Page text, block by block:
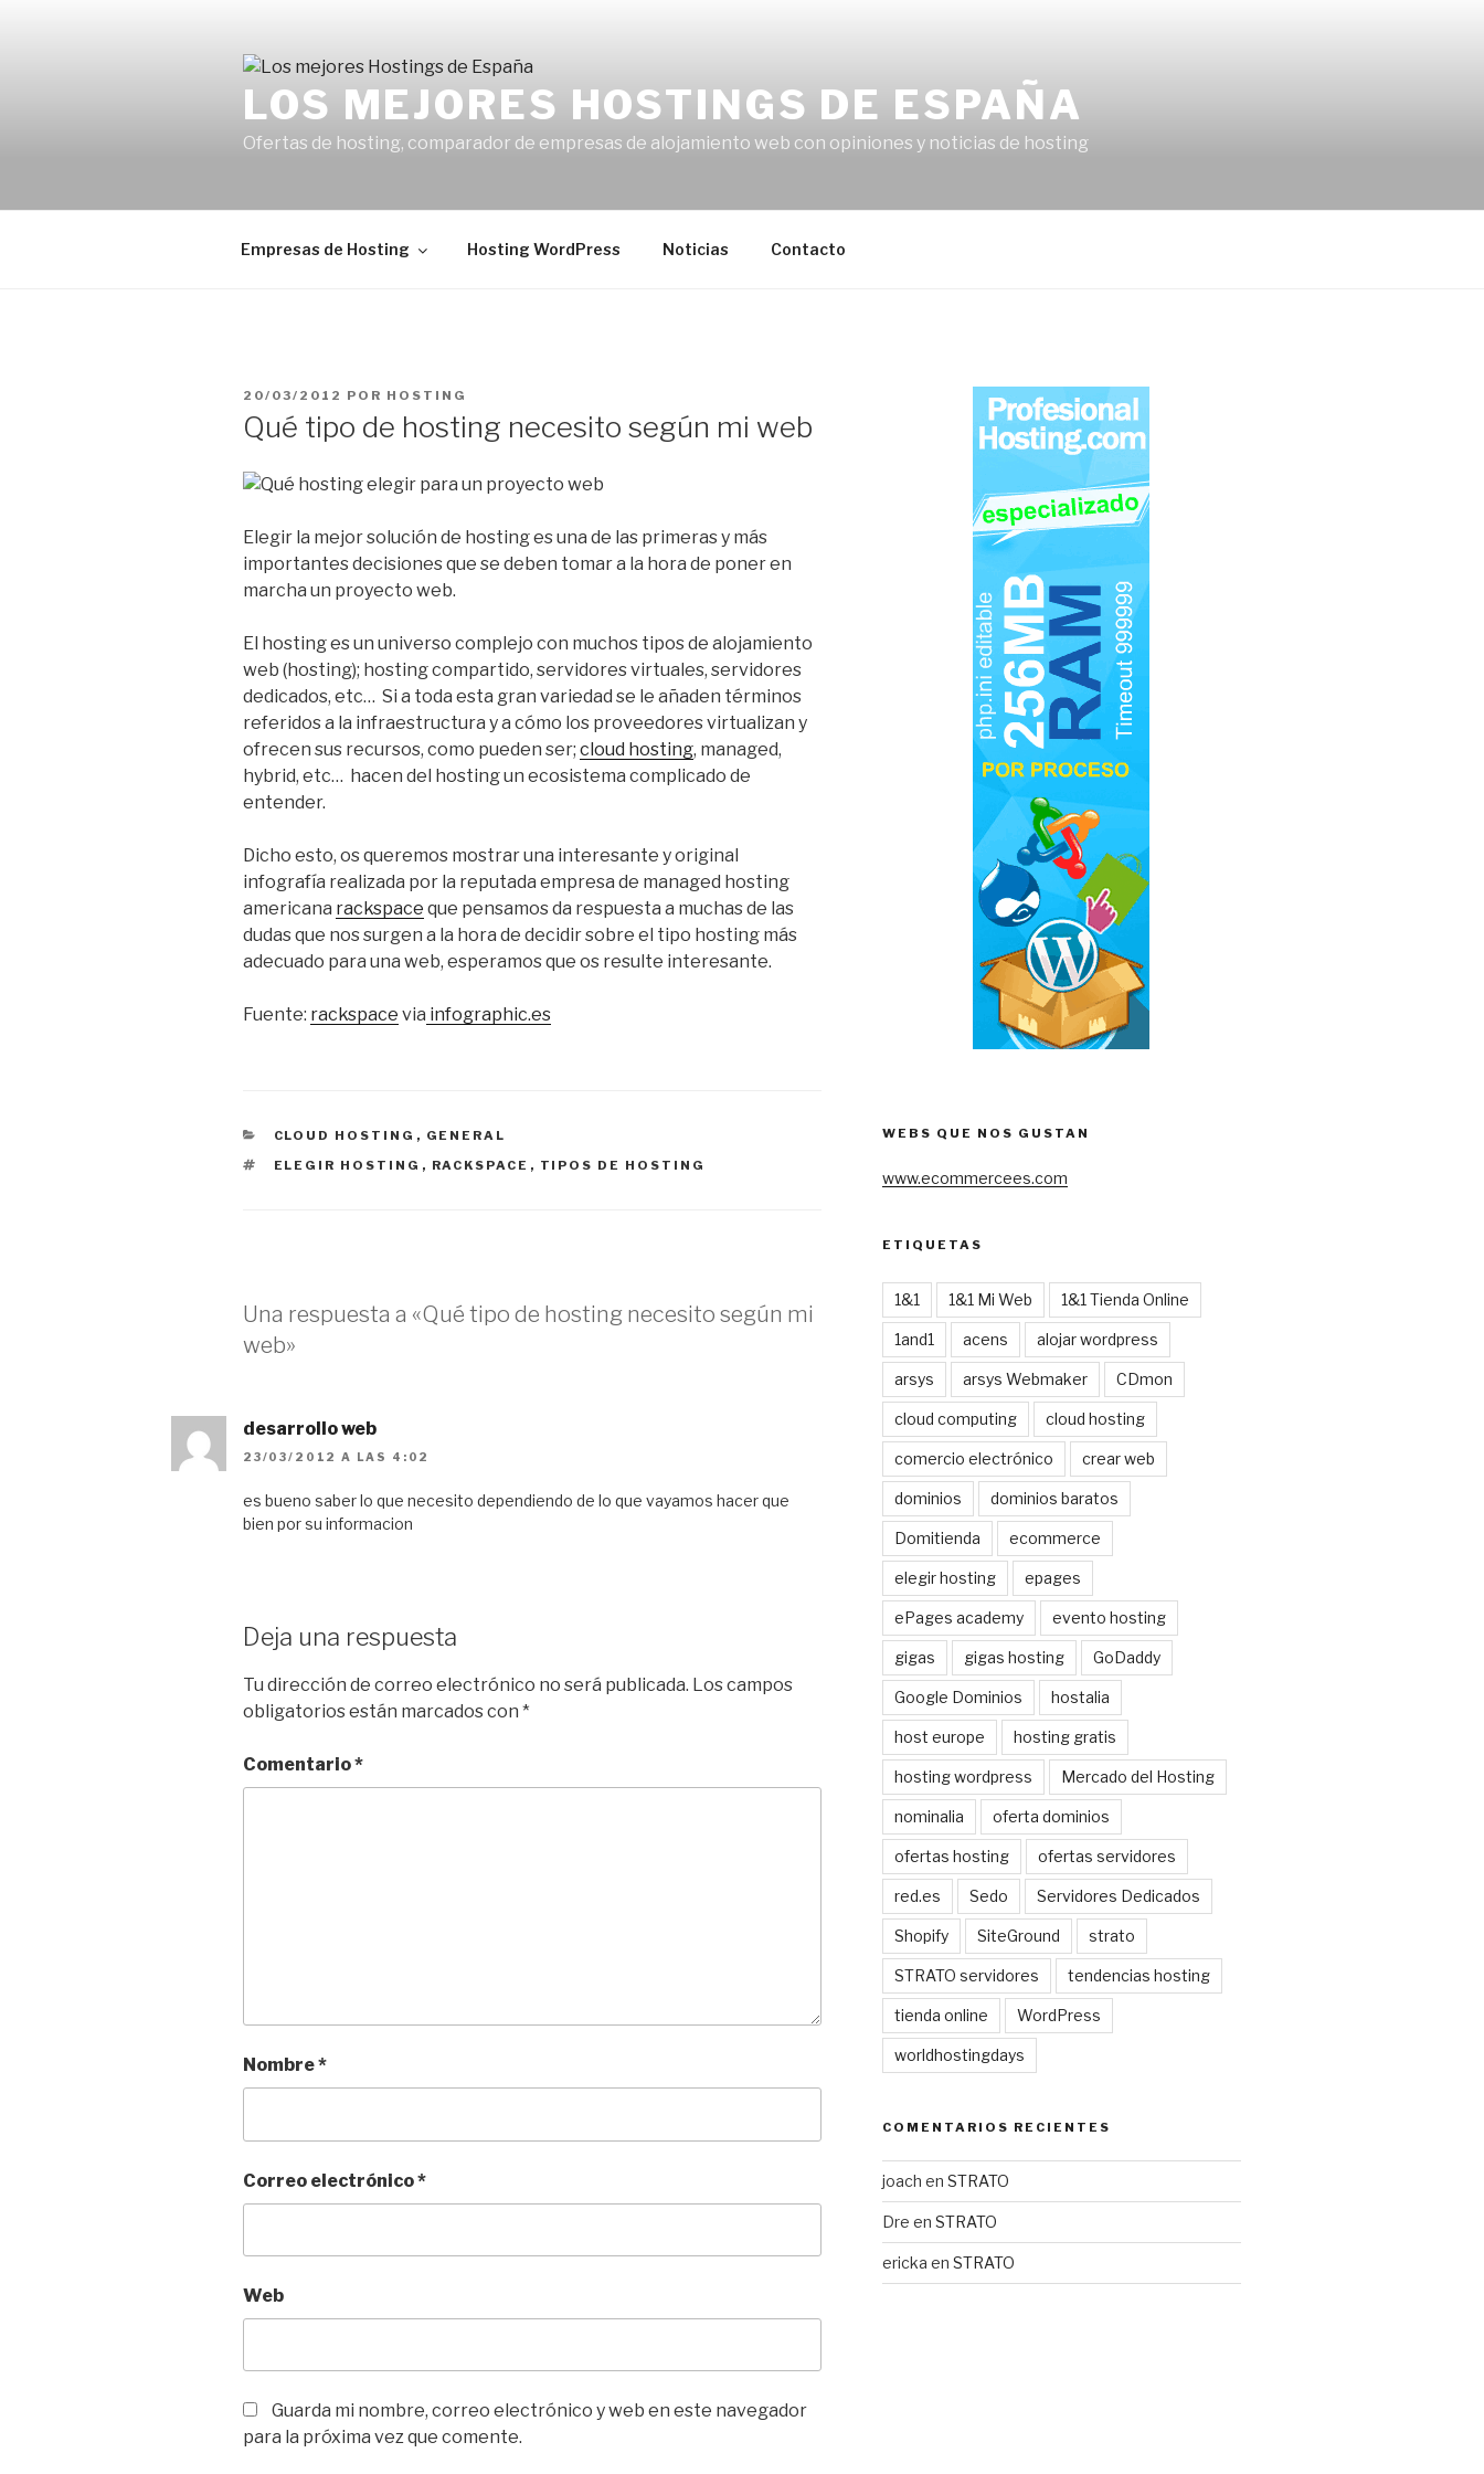
LOS MEJORES HOSTINGS DE ESPAÑA
Ofertas de hosting, comparador de empresas de alojamiento web con opiniones y noticias de hosting
Empresas de Hosting Hosting WordPress Noticias Contacto
PUBLICADO
20/03/2012 POR HOSTING
Qué tipo de hosting necesito según mi web
Elegir la mejor solución de hosting es una de las primeras y más
importantes decisiones que se deben tomar a la hora de poner en
marcha un proyecto web.
El hosting es un universo complejo con muchos tipos de alojamiento
web (hosting); hosting compartido, servidores virtuales, servidores
dedicados, etc… Si a toda esta gran variedad se le añaden términos
referidos a la infraestructura y a cómo los proveedores virtualizan y
ofrecen sus recursos, como pueden ser; cloud hosting, managed,
hybrid, etc… hacen del hosting un ecosistema complicado de
entender.
Dicho esto, os queremos mostrar una interesante y original
infografía realizada por la reputada empresa de managed hosting
americana rackspace que pensamos da respuesta a muchas de las
dudas que nos surgen a la hora de decidir sobre el tipo hosting más
adecuado para una web, esperamos que os resulte interesante.
Fuente: rackspace via infographic.es
CATEGORÍAS
CLOUD HOSTING , GENERAL
ETIQUETAS
ELEGIR HOSTING , RACKSPACE , TIPOS DE HOSTING
Una respuesta a «Qué tipo de hosting necesito según mi
web»
desarrollo web
23/03/2012 A LAS 4:02
es bueno saber lo que necesito dependiendo de lo que vayamos hacer que
bien por su informacion
Deja una respuesta
Tu dirección de correo electrónico no será publicada. Los campos
obligatorios están marcados con *
Comentario*
Nombre*
Correo electrónico*
Web
Guarda mi nombre, correo electrónico y web en este navegador
para la próxima vez que comente.
WEBS QUE NOS GUSTAN
www.ecommercees.com
ETIQUETAS
1&1 1&1 Mi Web 1&1 Tienda Online
1and1 acens alojar wordpress
arsys arsys Webmaker CDmon
cloud computing cloud hosting
comercio electrónico crear web
dominios dominios baratos
Domitienda ecommerce
elegir hosting epages
ePages academy evento hosting
gigas gigas hosting GoDaddy
Google Dominios hostalia
host europe hosting gratis
hosting wordpress Mercado del Hosting
nominalia oferta dominios
ofertas hosting ofertas servidores
red.es Sedo Servidores Dedicados
Shopify SiteGround strato
STRATO servidores tendencias hosting
tienda online WordPress
worldhostingdays
COMENTARIOS RECIENTES
joach en STRATO
Dre en STRATO
ericka en STRATO